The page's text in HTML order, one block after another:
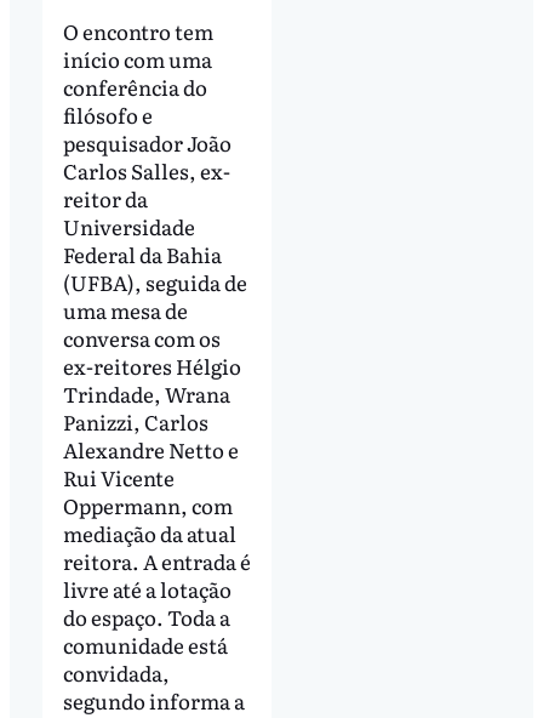
O encontro tem
início com uma
conferência do
filósofo e
pesquisador João
Carlos Salles, ex-
reitor da
Universidade
Federal da Bahia
(UFBA), seguida de
uma mesa de
conversa com os
ex-reitores Hélgio
Trindade, Wrana
Panizzi, Carlos
Alexandre Netto e
Rui Vicente
Oppermann, com
mediação da atual
reitora. A entrada é
livre até a lotação
do espaço. Toda a
comunidade está
convidada,
segundo informa a